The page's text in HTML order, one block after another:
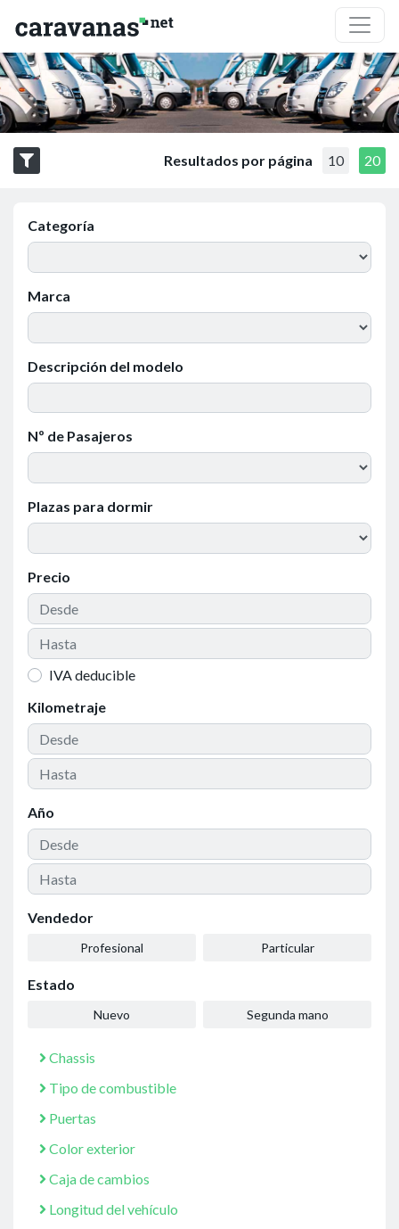
Resultados por página 10 20
Categoría
Marca
Descripción del modelo
Nº de Pasajeros
Plazas para dormir
Precio
IVA deducible
Kilometraje
Año
Vendedor
Profesional Particular
Estado
Nuevo Segunda mano
Chassis
Tipo de combustible
Puertas
Color exterior
Caja de cambios
Longitud del vehículo